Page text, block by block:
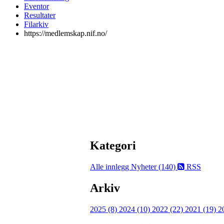
Eventor
Resultater
Filarkiv
https://medlemskap.nif.no/
Kategori
Alle innlegg Nyheter (140) RSS
Arkiv
2025 (8) 2024 (10) 2022 (22) 2021 (19)